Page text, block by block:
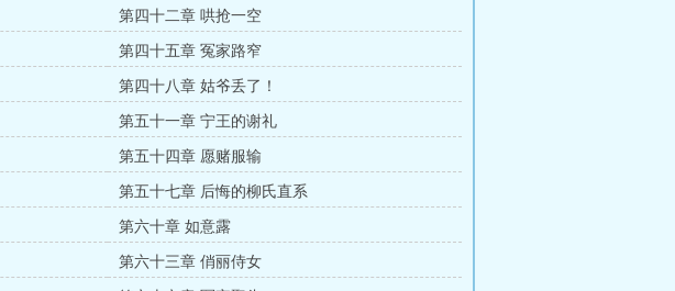
第四十二章 哄抢一空
第四十五章 冤家路窄
第四十八章 姑爷丢了！
第五十一章 宁王的谢礼
第五十四章 愿赌服输
第五十七章 后悔的柳氏直系
第六十章 如意露
第六十三章 俏丽侍女